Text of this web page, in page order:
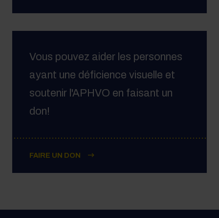
Vous pouvez aider les personnes
ayant une déficience visuelle et
soutenir l'APHVO en faisant un
don!
FAIRE UN DON